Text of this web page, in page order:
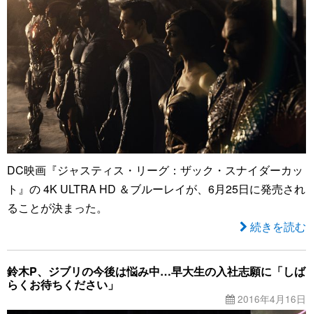
DC映画『ジャスティス・リーグ：ザック・スナイダーカッ
ト』の 4K ULTRA HD ＆ブルーレイが、6月25日に発売され
ることが決まった。
続きを読む
鈴木P、ジブリの今後は悩み中…早大生の入社志願に「しば
らくお待ちください」
2016年4月16日